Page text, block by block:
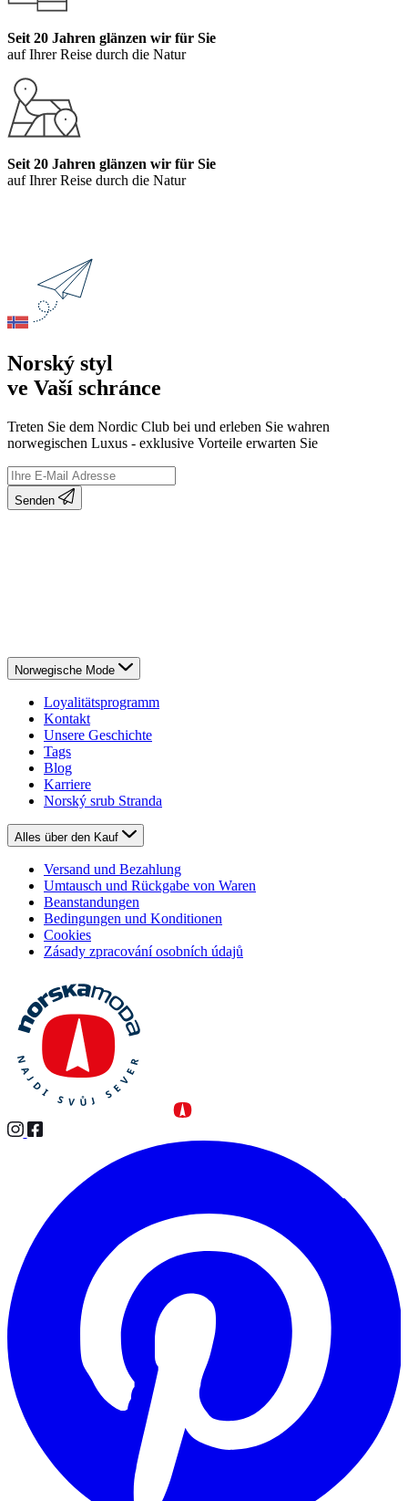
Seit 20 Jahren glänzen wir für Sie
auf Ihrer Reise durch die Natur
Seit 20 Jahren glänzen wir für Sie
auf Ihrer Reise durch die Natur
Norský styl
ve Vaší schránce
Treten Sie dem Nordic Club bei und erleben Sie wahren
norwegischen Luxus - exklusive Vorteile erwarten Sie
Senden
Norwegische Mode
Loyalitätsprogramm
Kontakt
Unsere Geschichte
Tags
Blog
Karriere
Norský srub Stranda
Alles über den Kauf
Versand und Bezahlung
Umtausch und Rückgabe von Waren
Beanstandungen
Bedingungen und Konditionen
Cookies
Zásady zpracování osobních údajů